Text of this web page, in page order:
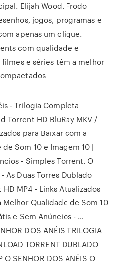
Elijah Wood. Frodo
jogos, programas e
apenas um clique.
com qualidade e
e séries têm a melhor
- Trilogia Completa
Torrent HD BluRay MKV /
para Baixar com a
Som 10 e Imagem 10 |
- Simples Torrent. O
As Duas Torres Dublado
MP4 - Links Atualizados
Melhor Qualidade de Som 10
e Sem Anúncios - …
DOS ANÉIS TRILOGIA
TORRENT DUBLADO
O SENHOR DOS ANÉIS O